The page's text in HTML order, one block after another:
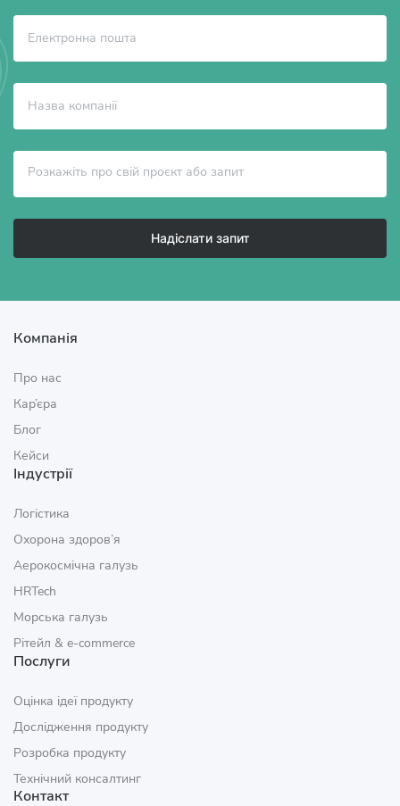
Надіслати запит
Компанія
Про нас
Кар’єра
Блог
Кейси
Індустрії
Логістика
Охорона здоров’я
Аерокосмічна галузь
HRTech
Морська галузь
Рітейл & e‑commerce
Послуги
Оцінка ідеї продукту
Дослідження продукту
Розробка продукту
Технічний консалтинг
Контакт